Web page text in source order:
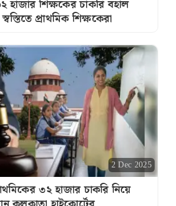
শিক্ষকের চাকরি বহাল
প্রাথমিক শিক্ষকেরা
2 Dec 2025
৩২ হাজার চাকরি নিয়ে